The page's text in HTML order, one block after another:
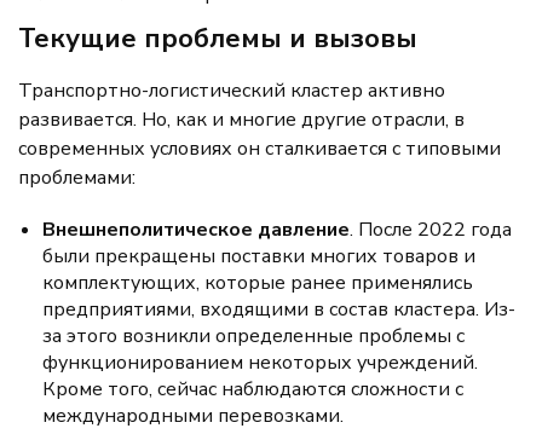
Текущие проблемы и вызовы
Транспортно-логистический кластер активно
развивается. Но, как и многие другие отрасли, в
современных условиях он сталкивается с типовыми
проблемами:
Внешнеполитическое давление. После 2022 года
были прекращены поставки многих товаров и
комплектующих, которые ранее применялись
предприятиями, входящими в состав кластера. Из-
за этого возникли определенные проблемы с
функционированием некоторых учреждений.
Кроме того, сейчас наблюдаются сложности с
международными перевозками.